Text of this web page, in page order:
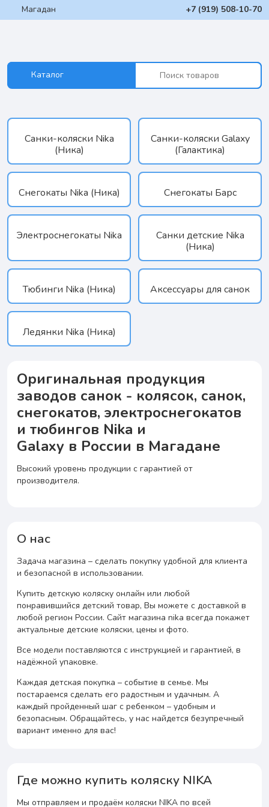
Магадан +7 (919) 508-10-70
Каталог
Санки-коляски Nika
(Ника)
Санки-коляски Galaxy
(Галактика)
Снегокаты Nika (Ника) Снегокаты Барс
Электроснегокаты Nika
Санки детские Nika
(Ника)
Тюбинги Nika (Ника) Аксессуары для санок
Ледянки Nika (Ника)
Оригинальная продукция
заводов санок - колясок, санок,
снегокатов, электроснегокатов
и тюбингов Nika и
Galaxy в России в Магадане
Высокий уровень продукции с гарантией от
производителя.
О нас
Задача магазина – сделать покупку удобной для клиента
и безопасной в использовании.
Купить детскую коляску онлайн или любой
понравившийся детский товар, Вы можете с доставкой в
любой регион России. Сайт магазина nika всегда покажет
актуальные детские коляски, цены и фото.
Все модели поставляются с инструкцией и гарантией, в
надёжной упаковке.
Каждая детская покупка – событие в семье. Мы
постараемся сделать его радостным и удачным. А
каждый пройденный шаг с ребенком – удобным и
безопасным. Обращайтесь, у нас найдется безупречный
вариант именно для вас!
Где можно купить коляску NIKA
Мы отправляем и продаём коляски NIKA по всей